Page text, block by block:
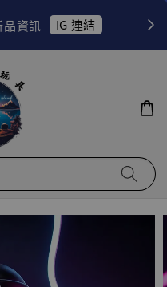
品資訊 IG 連結